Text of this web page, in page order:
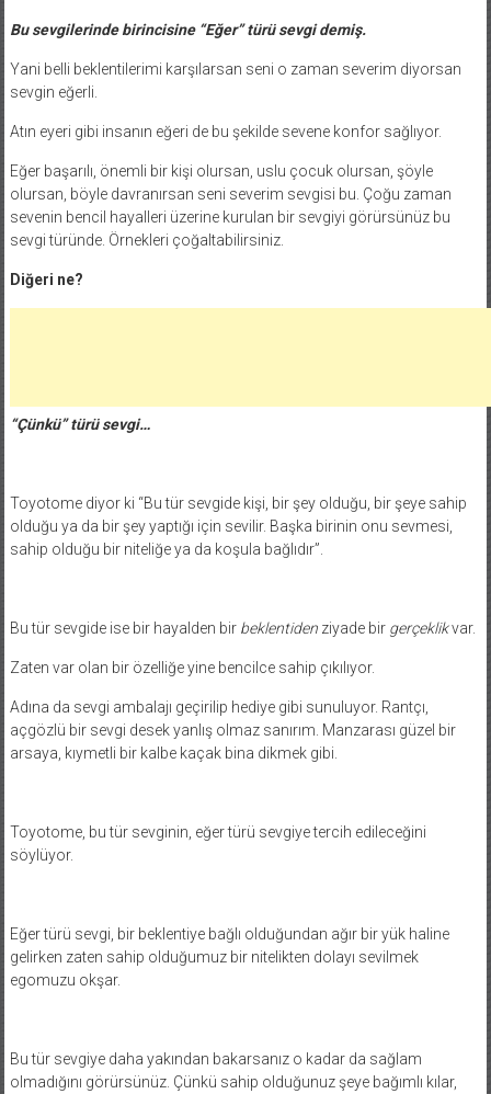
Bu sevgilerinde birincisine “Eğer” türü sevgi demiş.
Yani belli beklentilerimi karşılarsan seni o zaman severim diyorsan
sevgin eğerli.
Atın eyeri gibi insanın eğeri de bu şekilde sevene konfor sağlıyor.
Eğer başarılı, önemli bir kişi olursan, uslu çocuk olursan, şöyle
olursan, böyle davranırsan seni severim sevgisi bu. Çoğu zaman
sevenin bencil hayalleri üzerine kurulan bir sevgiyi görürsünüz bu
sevgi türünde. Örnekleri çoğaltabilirsiniz.
Diğeri ne?
“Çünkü” türü sevgi…
Toyotome diyor ki “Bu tür sevgide kişi, bir şey olduğu, bir şeye sahip
olduğu ya da bir şey yaptığı için sevilir. Başka birinin onu sevmesi,
sahip olduğu bir niteliğe ya da koşula bağlıdır”.
Bu tür sevgide ise bir hayalden bir beklentidenziyade bir gerçeklikvar.
Zaten var olan bir özelliğe yine bencilce sahip çıkılıyor.
Adına da sevgi ambalajı geçirilip hediye gibi sunuluyor. Rantçı,
açgözlü bir sevgi desek yanlış olmaz sanırım. Manzarası güzel bir
arsaya, kıymetli bir kalbe kaçak bina dikmek gibi.
Toyotome, bu tür sevginin, eğer türü sevgiye tercih edileceğini
söylüyor.
Eğer türü sevgi, bir beklentiye bağlı olduğundan ağır bir yük haline
gelirken zaten sahip olduğumuz bir nitelikten dolayı sevilmek
egomuzu okşar.
Bu tür sevgiye daha yakından bakarsanız o kadar da sağlam
olmadığını görürsünüz. Çünkü sahip olduğunuz şeye bağımlı kılar,